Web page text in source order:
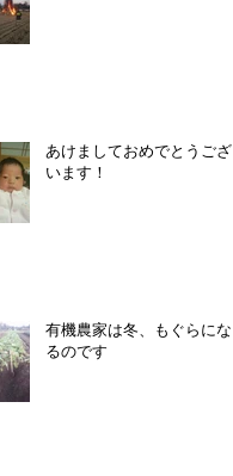
あけましておめでとうござ
います！
有機農家は冬、もぐらにな
るのです